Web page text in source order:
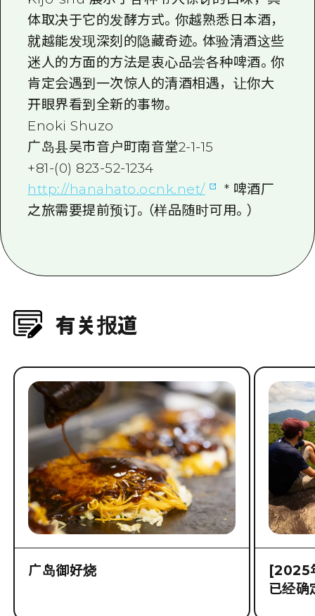
体取决于它的发酵方式。你越熟悉日本酒，
就越能发现深刻的隐藏奇迹。体验清酒这些
迷人的方面的方法是衷心品尝各种啤酒。你
肯定会遇到一次惊人的清酒相遇，让你大
开眼界看到全新的事物。
Enoki Shuzo
广岛县吴市音户町南音堂2-1-15
+81-(0) 823-52-1234
http://hanahato.ocnk.net/
* 啤酒厂
之旅需要提前预订。（样品随时可用。）
有关报道
广岛御好烧
[2025
已经确